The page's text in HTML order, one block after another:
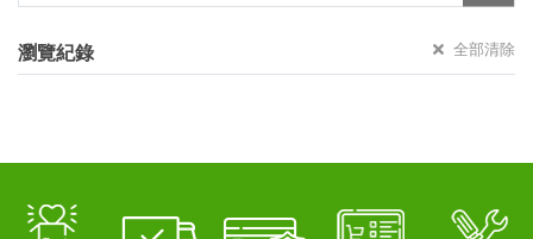
瀏覽紀錄 全部清除